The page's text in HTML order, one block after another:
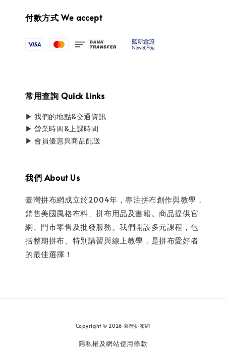
付款方式 We accept
常用查詢 Quick Links
▶ 我們的地點&交通資訊
▶ 營業時間&上課時間
▶ 會員優惠與商品配送
我們 About Us
臺灣拼布網成立於2004年，專注拼布創作與教學，
銷售美國風格布料、拼布用品及書籍。商品提供官
網、門市零售及批發服務。我們開設多元課程，包
括整期拼布、特別講習與線上教學，是拼布愛好者
的最佳選擇！
Copyright © 2026 臺灣拼布網
隱私權及網站使用條款